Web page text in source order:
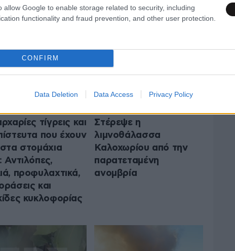
allow Google to enable storage related to security, including
functionality and fraud prevention, and other user protection.
CONFIRM
Data Deletion Data Access Privacy Policy
ΠΕΡΙΒΑΛΛΟΝ ΟΛΑ ΤΑ ΑΡΘΡΑ
τίγρεις και
που έχουν
στα στομάχια
Αντιλόπες,
προφυλαχτικά,
και
κυκλοφορίας
Στέρεψε η
λιμνοθάλασσα
Καλοχωρίου από την
παρατεταμένη
ανομβρία